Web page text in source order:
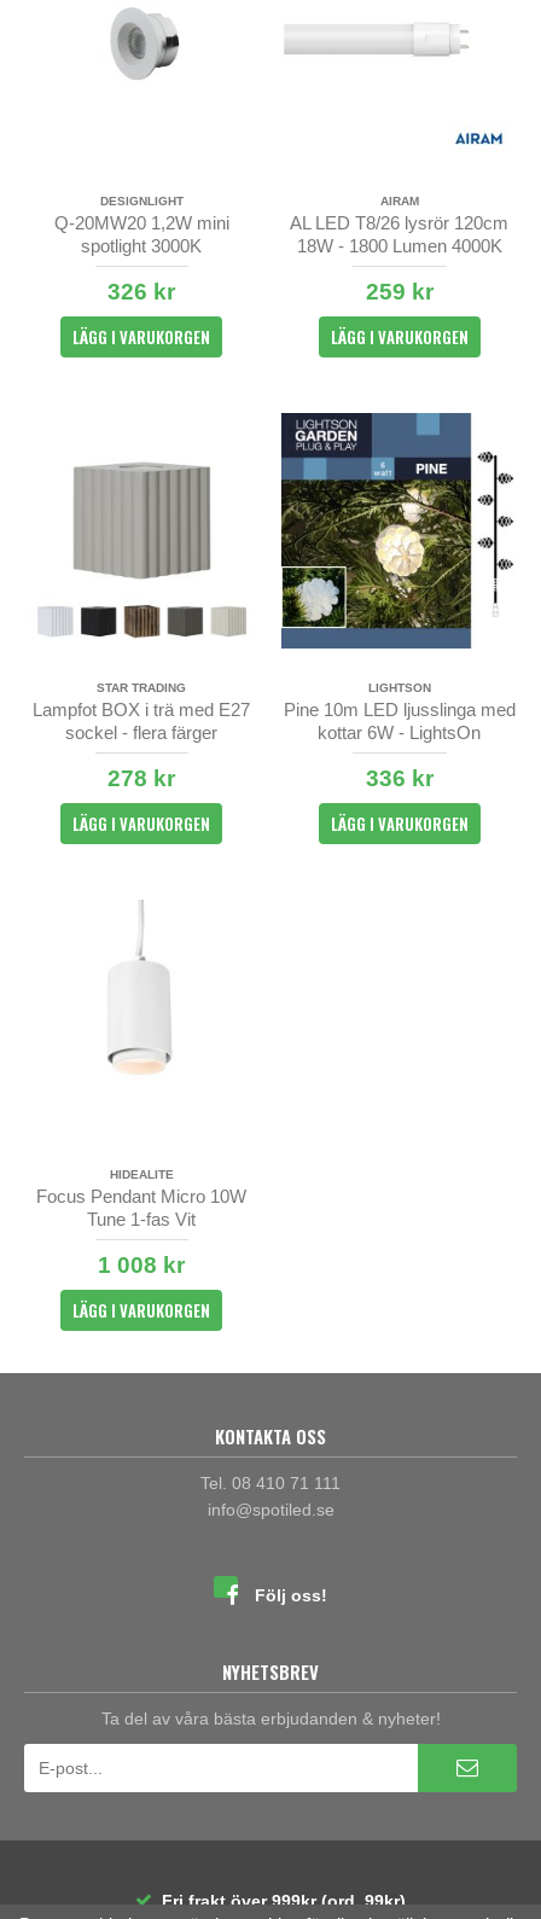
DESIGNLIGHT
Q-20MW20 1,2W mini
spotlight 3000K
326 kr
LÄGG I VARUKORGEN
AIRAM
AL LED T8/26 lysrör 120cm
18W - 1800 Lumen 4000K
(840)
259 kr
LÄGG I VARUKORGEN
STAR TRADING
Lampfot BOX i trä med E27
sockel - flera färger
278 kr
LÄGG I VARUKORGEN
LIGHTSON
Pine 10m LED ljusslinga med
kottar 6W - LightsOn
336 kr
LÄGG I VARUKORGEN
HIDEALITE
Focus Pendant Micro 10W
Tune 1-fas Vit
1 008 kr
LÄGG I VARUKORGEN
KONTAKTA OSS
Tel. 08 410 71 111
info@spotiled.se
Följ oss!
NYHETSBREV
Ta del av våra bästa erbjudanden & nyheter!
Fri frakt över 999kr (ord. 99kr)